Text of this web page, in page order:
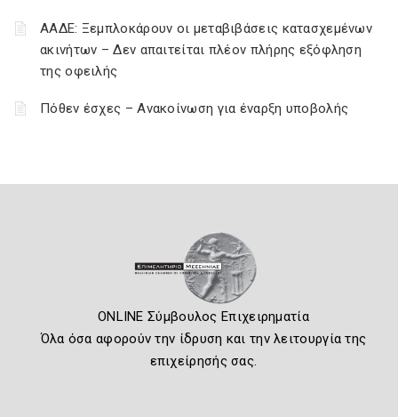
ΑΑΔΕ: Ξεμπλοκάρουν οι μεταβιβάσεις κατασχεμένων
ακινήτων – Δεν απαιτείται πλέον πλήρης εξόφληση
της οφειλής
Πόθεν έσχες – Ανακοίνωση για έναρξη υποβολής
ONLINE Σύμβουλος Επιχειρηματία
Όλα όσα αφορούν την ίδρυση και την λειτουργία της
επιχείρησής σας.